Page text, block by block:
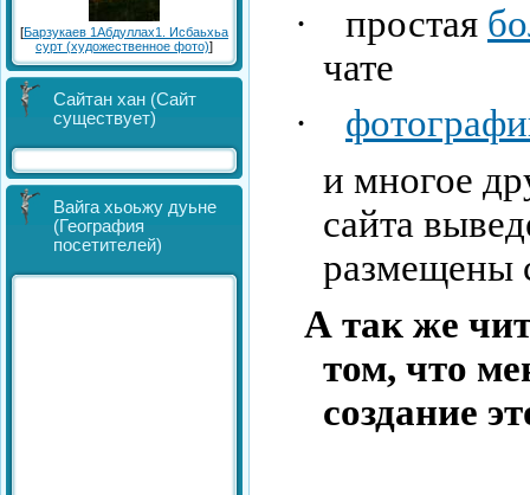
[Барзукаев 1Абдуллах1. Исбаьхьа
сурт (художественное фото)]
Сайтан хан (Сайт
существует)
Вайга хьоьжу дуьне
(География
посетителей)
·
простая
чате
·
и многое
сайта
размещены
А так же
том, что
создание